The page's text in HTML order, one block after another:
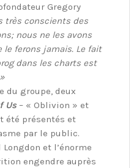
Gregory
très conscients des
nous ne les avons
le ferons jamais. Le fait
dans les charts est
du groupe, deux
Us– « Oblivion » et
été présentés et
par le public.
et l’énorme
engendre auprès